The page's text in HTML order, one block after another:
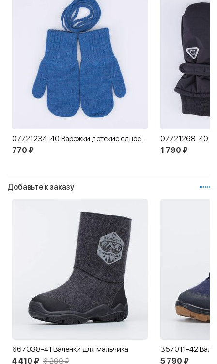
07721234-40 Варежки детские однослойные синий
07721268-40 Детские черные варежки для мальчика и девочки
Добавьте к заказу
для мальчика